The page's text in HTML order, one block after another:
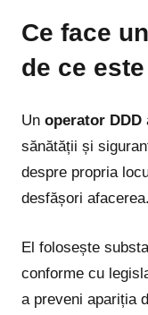
Ce face
de ce
Un operator DDD
sănătății și
despre propria
desfășori afacerea.
El folosește
conforme cu
a preveni apariția